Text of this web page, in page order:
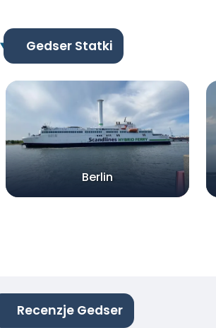
Gedser Statki
Berlin
Recenzje Gedser